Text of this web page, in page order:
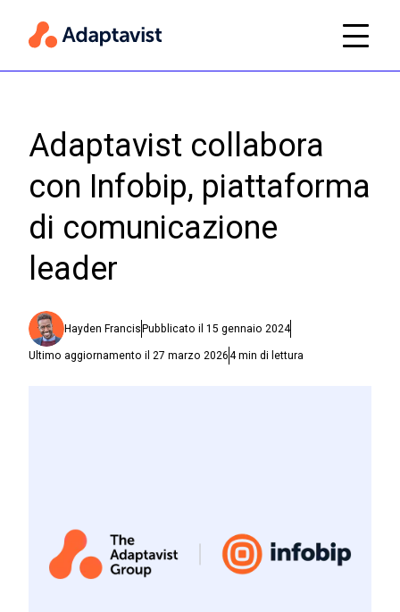
Adaptavist collabora
con Infobip, piattaforma
di comunicazione
leader
Hayden Francis Pubblicato il 15 gennaio 2024
Ultimo aggiornamento il 27 marzo 20264 min di lettura